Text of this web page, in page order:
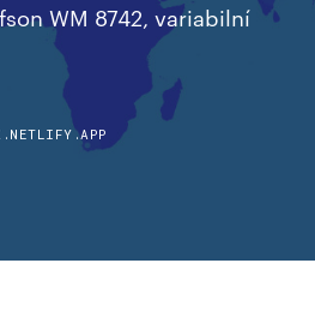
WM 8742, variabilní